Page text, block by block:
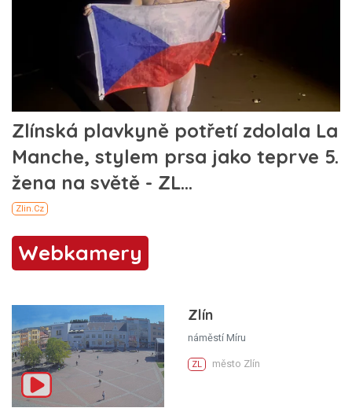
Webkamery
Zlín
náměstí Míru
ZL město Zlín